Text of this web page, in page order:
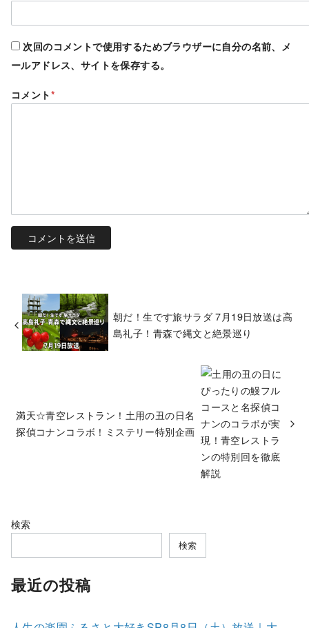
次回のコメントで使用するためブラウザーに自分の名前、メ
ールアドレス、サイトを保存する。
コメント*
朝だ！生です旅サラダ 7月19日放送は高
島礼子！青森で縄文と絶景巡り
満天☆青空レストラン！土用の丑の日名
探偵コナンコラボ！ミステリー特別企画
検索
検索
最近の投稿